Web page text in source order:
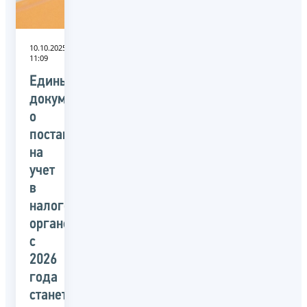
10.10.2025
11:09
Единым
документом
о
постановке
на
учет
в
налоговом
органе
с
2026
года
станет